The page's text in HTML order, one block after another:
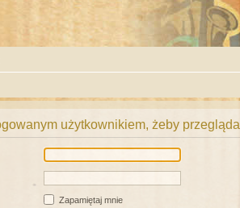
użytkownikiem, żeby
Zapamiętaj mnie